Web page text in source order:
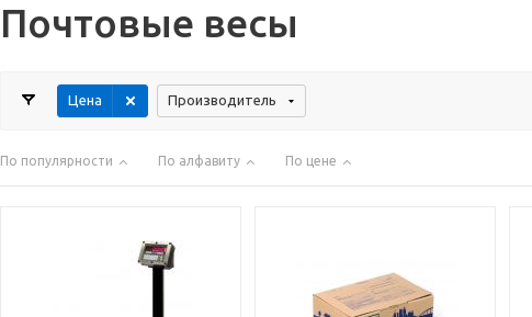
Почтовые весы
Цена Производитель
По популярности По алфавиту По цене